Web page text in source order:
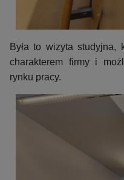
Była to wizyta studyjna,
charakterem firmy i
rynku pracy.